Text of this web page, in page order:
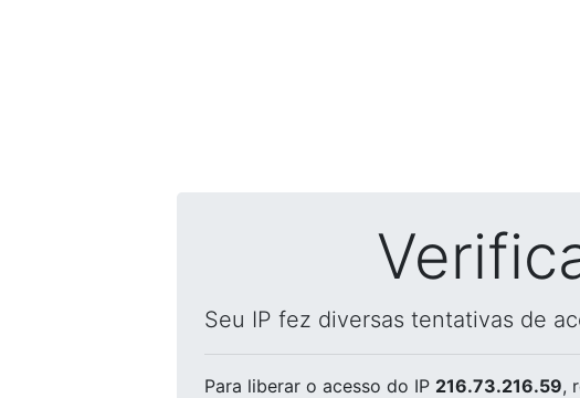
Seu IP fez diversas tentativas de
Para liberar o acesso do IP 216.73.216.59,